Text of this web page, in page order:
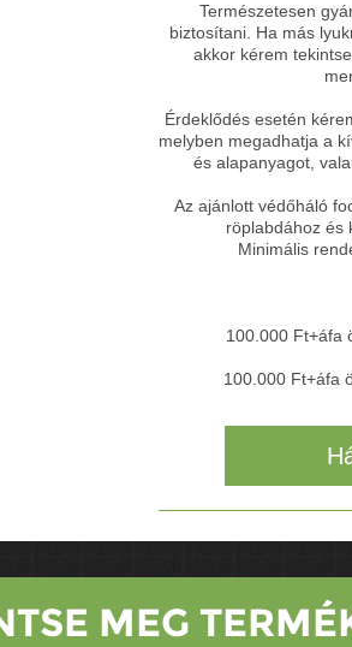
Természetesen
biztosítani. Ha más
akkor kérem
Érdeklődés esetén
melyben megadhatja a
és alapanyagot,
Az ajánlott védőháló
röplabdához és
Minimális
100.000 Ft+áfa
100.000 Ft+áfa
MEG